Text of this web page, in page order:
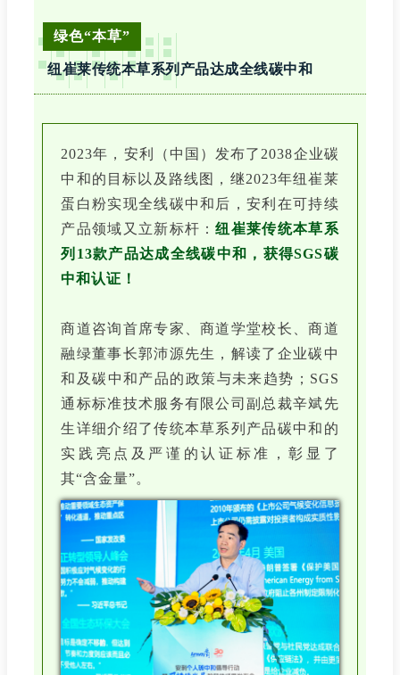
绿色“本草”
纽崔莱传统本草系列产品达成全线碳中和
2023年，安利（中国）发布了2038企业碳
中和的目标以及路线图，继2023年纽崔莱
蛋白粉实现全线碳中和后，安利在可持续
产品领域又立新标杆：纽崔莱传统本草系
列13款产品达成全线碳中和，获得SGS碳
中和认证！
商道咨询首席专家、商道学堂校长、商道
融绿董事长郭沛源先生，解读了企业碳中
和及碳中和产品的政策与未来趋势；SGS
通标标准技术服务有限公司副总裁辛斌先
生详细介绍了传统本草系列产品碳中和的
实践亮点及严谨的认证标准，彰显了
其“含金量”。